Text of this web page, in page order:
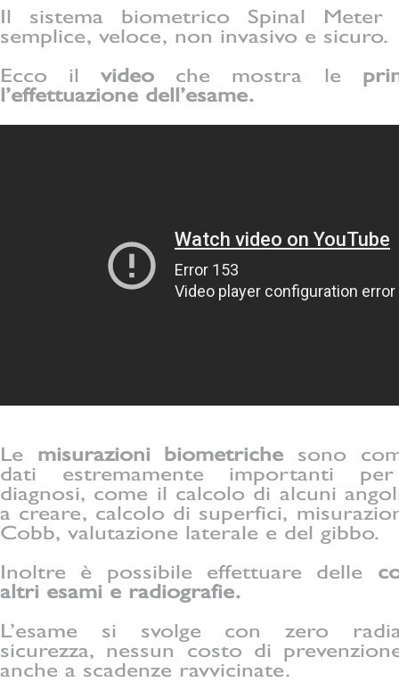
Il sistema biometrico Spinal
semplice, veloce, non invasivo e sicuro.
Ecco ilvideo che mostra le
l’effettuazione dell’esame.
Le misurazioni biometriche sono
dati estremamente importanti
diagnosi, come il calcolo di alcuni
a creare, calcolo di superfici,
Cobb, valutazione laterale e del gibbo.
Inoltre è possibile effettuare delle
altri esami e radiografie.
L’esame si svolge con zero
sicurezza, nessun costo di
anche a scadenze ravvicinate.